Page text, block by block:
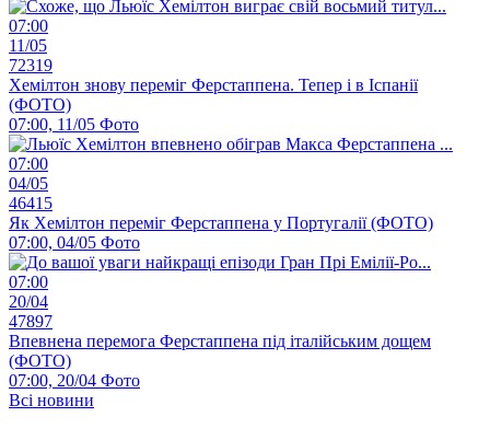
07:00
11/05
72319
Хемілтон знову переміг Ферстаппена. Тепер і в Іспанії
(ФОТО)
07:00, 11/05 Фото
07:00
04/05
46415
Як Хемілтон переміг Ферстаппена у Португалії (ФОТО)
07:00, 04/05 Фото
07:00
20/04
47897
Впевнена перемога Ферстаппена під італійським дощем
(ФОТО)
07:00, 20/04 Фото
Всі новини